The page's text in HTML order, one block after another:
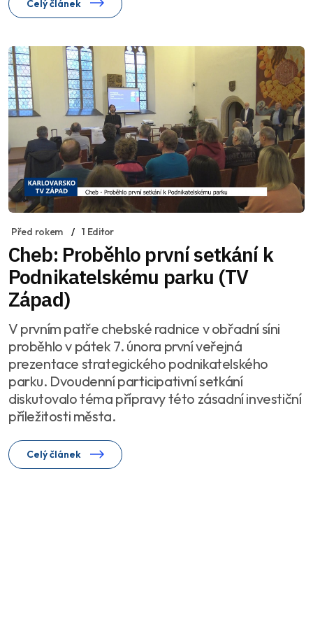
Celý článek
Před rokem 1 Editor
Cheb: Proběhlo první setkání k
Podnikatelskému parku (TV
Západ)
V prvním patře chebské radnice v obřadní síni
proběhlo v pátek 7. února první veřejná
prezentace strategického podnikatelského
parku. Dvoudenní participativní setkání
diskutovalo téma přípravy této zásadní investiční
příležitosti města.
Celý článek